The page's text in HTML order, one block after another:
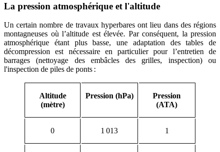
La pression atmosphérique et l'altitude
Un certain nombre de travaux hyperbares ont lieu dans des régions
montagneuses où l’altitude est élevée. Par conséquent, la pression
atmosphérique étant plus basse, une adaptation des tables de
décompression est nécessaire en particulier pour l’entretien de
barrages (nettoyage des embâcles des grilles, inspection) ou
l'inspection de piles de ponts :
Altitude
(mètre)
Pression (hPa)
Pression
(ATA)
0 1 013 1